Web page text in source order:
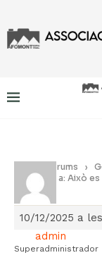
Fòrums ›
Resposta a: Això
10/12/2025 a
admin
Superadministrador